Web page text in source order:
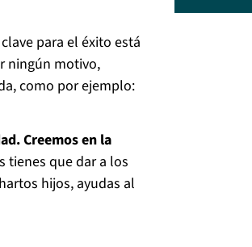
para el éxito está
ningún motivo,
como por ejemplo:
Creemos en la
tienes que dar a los
hijos, ayudas al